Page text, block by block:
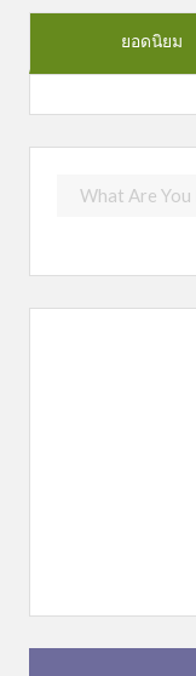
ยอดนิยม